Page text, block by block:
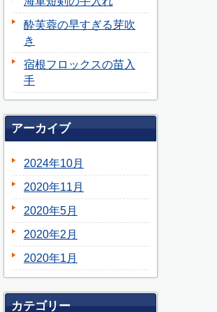
酔芙蓉の早すぎる芽吹
き
宿根フロックスの苗入
手
アーカイブ
2024年10月
2020年11月
2020年5月
2020年2月
2020年1月
カテゴリー